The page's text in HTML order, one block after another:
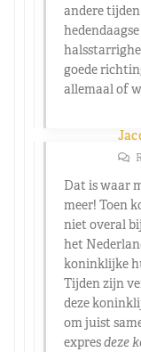
andere
goede
allemaal of
Dat is waar
meer! Toen
niet overal
het
koninklijke
Tijden zijn
deze
om juist
expresdeze